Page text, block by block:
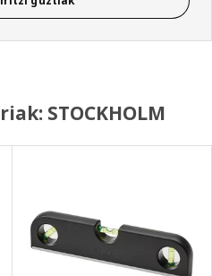
STOCKHOLM